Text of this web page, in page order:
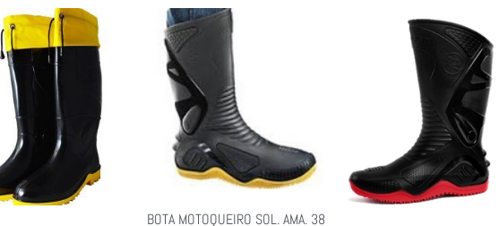
BOTA MOTOQUEIRO SOL. AMA. 38